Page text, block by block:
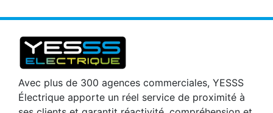
Avec plus de 300 agences commerciales, YESSS
Électrique apporte un réel service de proximité à